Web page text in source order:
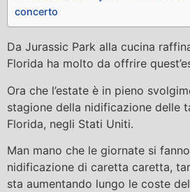
concerto
Da Jurassic Park alla cucina
Florida ha molto da offrire
Ora che l’estate è in pieno
stagione della nidificazione delle
Florida, negli Stati Uniti.
Man mano che le giornate si
nidificazione di caretta caretta,
sta aumentando lungo le coste